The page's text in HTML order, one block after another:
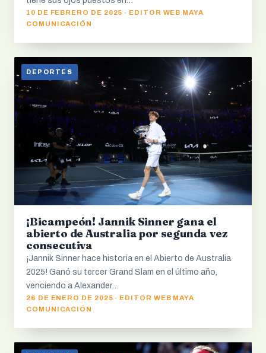
10 DE FEBRERO DE 2025 · EDITOR WEB MAYA
COMUNICACIÓN
DEPORTES
¡Bicampeón! Jannik Sinner gana el
abierto de Australia por segunda vez
consecutiva
¡Jannik Sinner hace historia en el Abierto de Australia
2025! Ganó su tercer Grand Slam en el último año,
venciendo a Alexander…
26 DE ENERO DE 2025 · EDITOR WEB MAYA
COMUNICACIÓN